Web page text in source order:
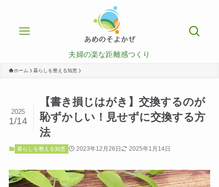
夫婦の楽な距離感つくり
ホーム 暮らしを整える知恵
【書き損じはがき】交換するのが
恥ずかしい！見せずに交換する方
法
2025
1/14
暮らしを整える知恵 2023年12月26日 2025年1月14日